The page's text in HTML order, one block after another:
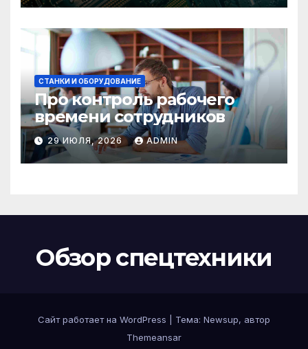
СТАНКИ И ОБОРУДОВАНИЕ
Про контроль рабочего
времени сотрудников
29 ИЮЛЯ, 2026 ADMIN
Обзор спецтехники
Сайт работает на WordPress
Тема: Newsup, автор
Themeansar